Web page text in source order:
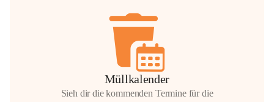
Müllkalender
Sieh dir die kommenden Termine für die